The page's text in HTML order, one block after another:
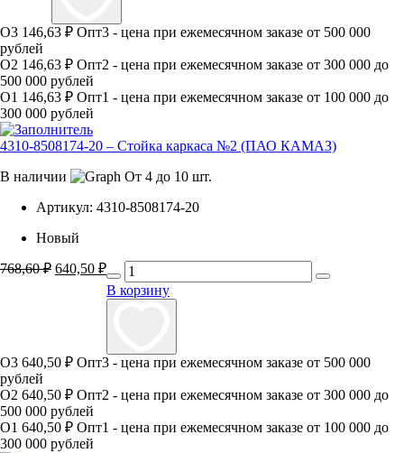
О3 146,63 ₽ Опт3 - цена при ежемесячном заказе от 500 000
рублей
О2 146,63 ₽ Опт2 - цена при ежемесячном заказе от 300 000 до
500 000 рублей
О1 146,63 ₽ Опт1 - цена при ежемесячном заказе от 100 000 до
300 000 рублей
4310-8508174-20 – Стойка каркаса №2 (ПАО КАМАЗ)
В наличии
От 4 до 10 шт.
Артикул: 4310-8508174-20
Новый
768,60₽ Первоначальная
составляла
640,50 ₽Текущая
цена:
640,50 ₽.
В корзину
О3 640,50 ₽ Опт3 - цена при ежемесячном заказе от 500 000
рублей
О2 640,50 ₽ Опт2 - цена при ежемесячном заказе от 300 000 до
500 000 рублей
О1 640,50 ₽ Опт1 - цена при ежемесячном заказе от 100 000 до
300 000 рублей